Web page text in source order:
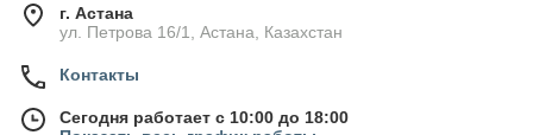
г. Астана
ул. Петрова 16/1, Астана, Казахстан
Контакты
Сегодня работает с 10:00 до 18:00